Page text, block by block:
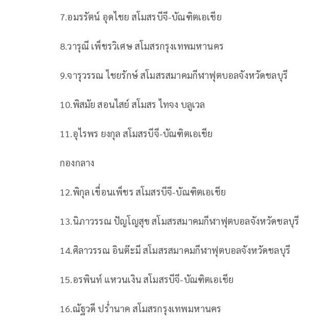
7.อมรรัตน์ อุดไชย สโมสรบีจี-บัณฑิตเอเชีย
8.วารุณี เพ็ชรวิเศษสโมสรกรุงเทพมหานคร
9.จารุวรรณ ไชยรักษ์สโมสรสมาคมกีฬาฟุตบอลจังหวัดชลบุรี
10.พิสมัย สอนไสย์ สโมสร ไทจง บลูเวล
11.อุไรพร ยงกุล สโมสรบีจี-บัณฑิตเอเชีย
กองกลาง
12.พิกุล เขื่อนเพ็ชร สโมสรบีจี-บัณฑิตเอเชีย
13.นิภาวรรณ ปัญโญสุข สโมสรสมาคมกีฬาฟุตบอลจังหวัดชลบุรี
14.ศิลาวรรณ อินต๊ะมี สโมสรสมาคมกีฬาฟุตบอลจังหวัดชลบุรี
15.อรพินท์ แหวนเงินสโมสรบีจี-บัณฑิตเอเชีย
16.ณัฐวดี ปร่ำนาค สโมสรกรุงเทพมหานคร